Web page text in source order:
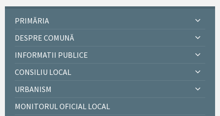
PRIMĂRIA
DESPRE COMUNĂ
INFORMATII PUBLICE
CONSILIU LOCAL
URBANISM
MONITORUL OFICIAL LOCAL